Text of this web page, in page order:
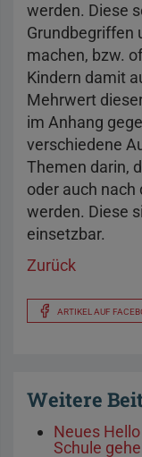
werden. Diese
Grundbegriffen
machen, bzw.
Kindern damit
Mehrwert
im Anhang
verschiedene
Themen darin,
oder auch
werden. Diese
einsetzbar.
Zurück
ARTIKEL AUF
Weitere
Neues
Schule